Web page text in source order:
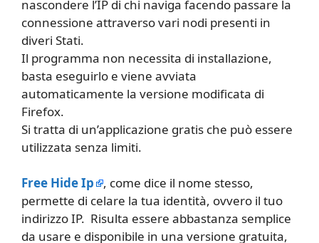
nascondere l’IP di chi naviga facendo passare la
connessione attraverso vari nodi presenti in
diveri Stati.
Il programma non necessita di installazione,
basta eseguirlo e viene avviata
automaticamente la versione modificata di
Firefox.
Si tratta di un’applicazione gratis che può essere
utilizzata senza limiti.
Free Hide Ip
, come dice il nome stesso,
permette di celare la tua identità, ovvero il tuo
indirizzo IP. Risulta essere abbastanza semplice
da usare e disponibile in una versione gratuita,